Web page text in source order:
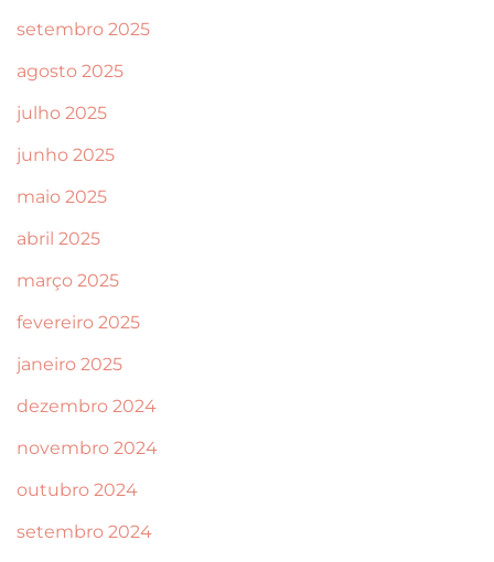
setembro 2025
agosto 2025
julho 2025
junho 2025
maio 2025
abril 2025
março 2025
fevereiro 2025
janeiro 2025
dezembro 2024
novembro 2024
outubro 2024
setembro 2024